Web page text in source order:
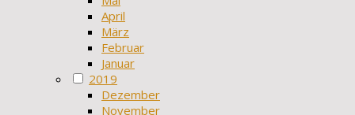
April
März
Februar
Januar
2019
Dezember
November